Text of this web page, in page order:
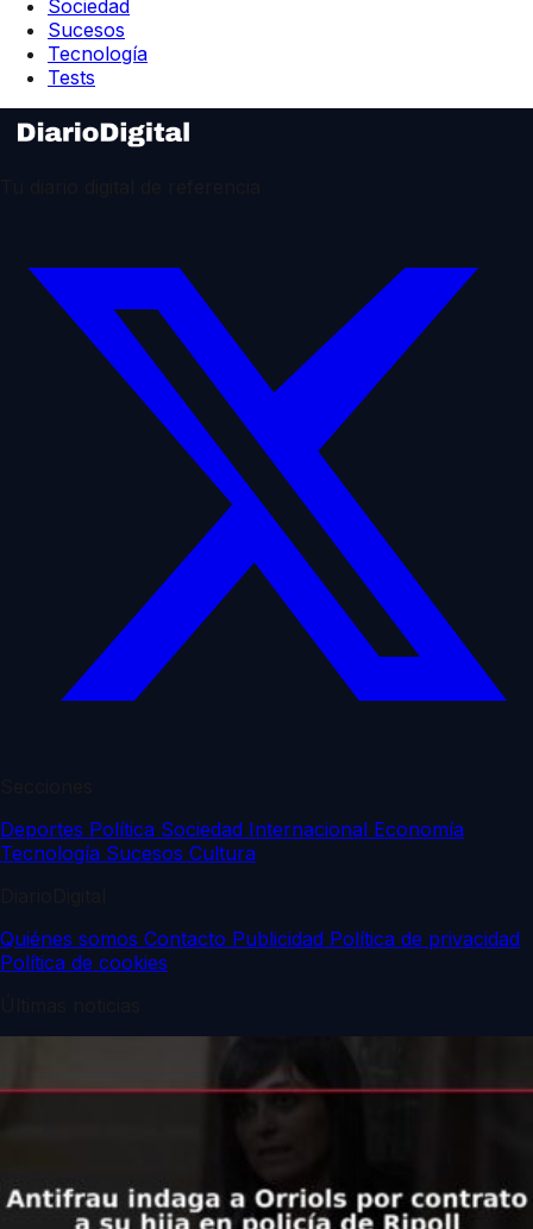
Sociedad
Sucesos
Tecnología
Tests
Deportes Política Sociedad Internacional Economía
Tecnología Sucesos Cultura
Quiénes somos Contacto Publicidad Política de privacidad
Política de cookies